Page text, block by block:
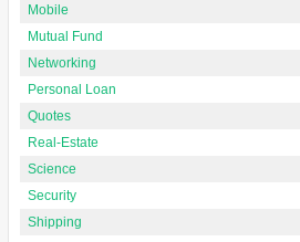
Mobile
Mutual Fund
Networking
Personal Loan
Quotes
Real-Estate
Science
Security
Shipping